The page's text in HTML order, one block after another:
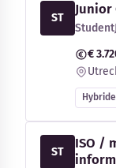
ST
Junior
€
Hybride
ST
ISO /